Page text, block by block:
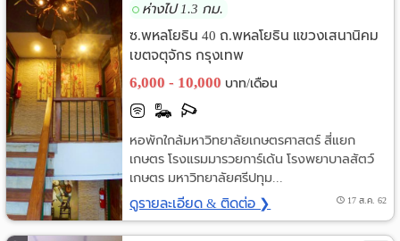
ห่างไป 1.3 กม.
ซ.พหลโยธิน 40 ถ.พหลโยธิน แขวงเสนานิคม
เขตจตุจักร กรุงเทพ
6,000 - 10,000 บาท/เดือน
หอพักใกล้มหาวิทยาลัยเกษตรศาสตร์ สี่แยก
เกษตร โรงแรมมารวยการ์เด้น โรงพยาบาลสัตว์
เกษตร มหาวิทยาลัยศรีปทุม...
ดูรายละเอียด & ติดต่อ ❯ 17 ส.ค. 62